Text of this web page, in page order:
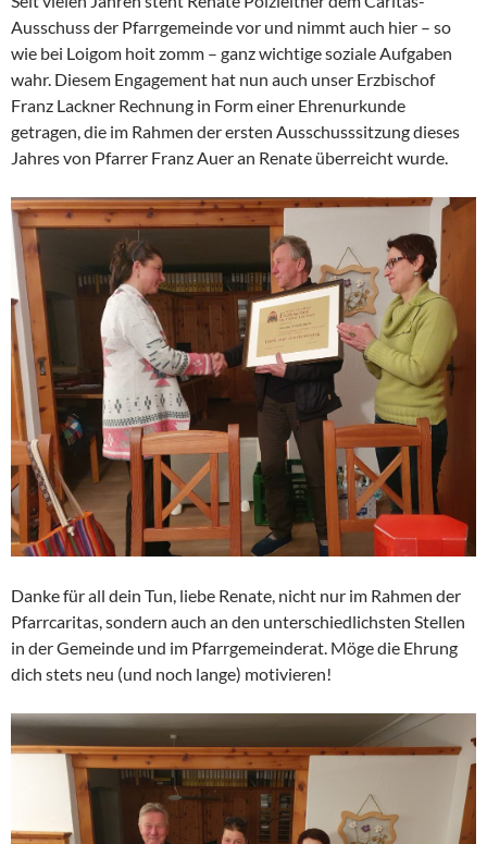
Ausschuss der Pfarrgemeinde vor und nimmt auch hier – so
wie bei Loigom hoit zomm – ganz wichtige soziale Aufgaben
wahr. Diesem Engagement hat nun auch unser Erzbischof
Franz Lackner Rechnung in Form einer Ehrenurkunde
getragen, die im Rahmen der ersten Ausschusssitzung dieses
Jahres von Pfarrer Franz Auer an Renate überreicht wurde.
Danke für all dein Tun, liebe Renate, nicht nur im Rahmen der
Pfarrcaritas, sondern auch an den unterschiedlichsten Stellen
in der Gemeinde und im Pfarrgemeinderat. Möge die Ehrung
dich stets neu (und noch lange) motivieren!